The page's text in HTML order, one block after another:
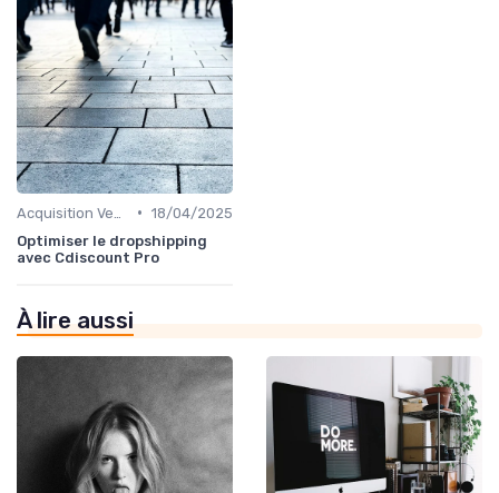
• 18/04/2025
Optimiser le dropshipping
avec Cdiscount Pro
À lire aussi